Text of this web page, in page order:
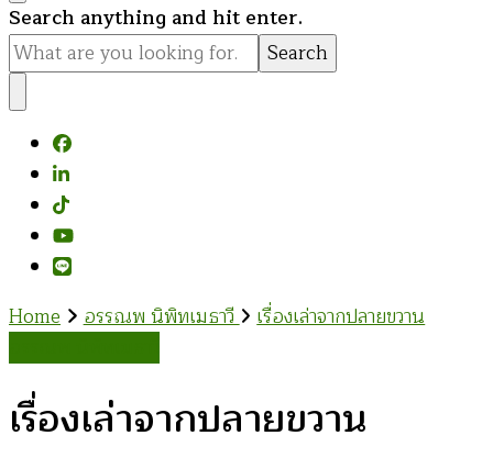
Looking
for
Something?
Search anything and hit enter.
Home อรรณพ นิพิทเมธาวี เรื่องเล่าจากปลายขวาน
เรื่องเล่าจากปลายขวาน